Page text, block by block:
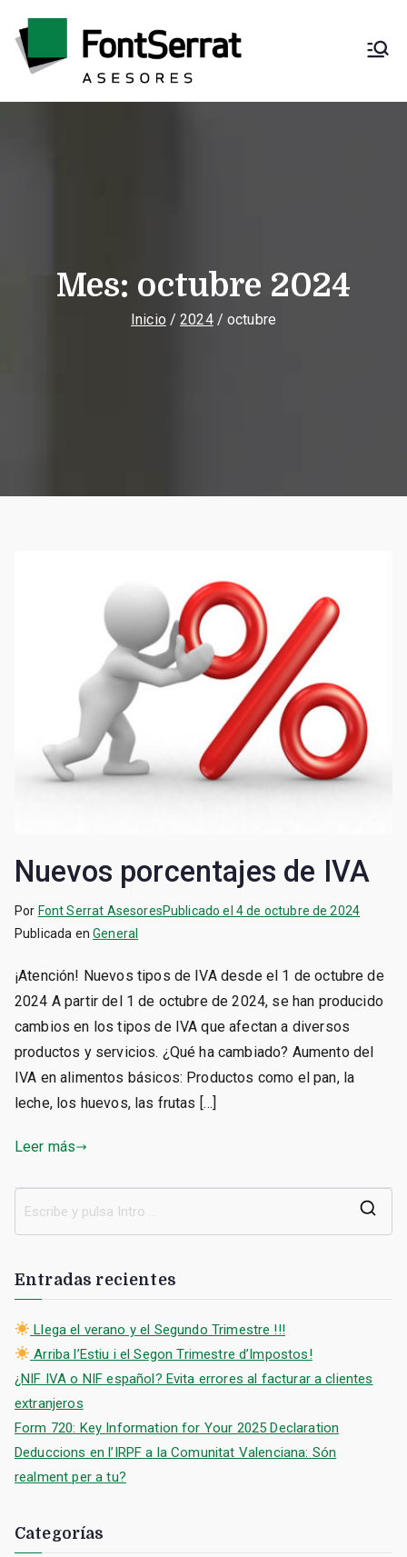
contenido
Font Serrat
Asesores
Mes: octubre 2024
Inicio 2024 octubre
Nuevos porcentajes de IVA
Por Font Serrat AsesoresPublicado el 4 de octubre de 2024
Publicada enGeneral
¡Atención! Nuevos tipos de IVA desde el 1 de octubre de
2024 A partir del 1 de octubre de 2024, se han producido
cambios en los tipos de IVA que afectan a diversos
productos y servicios. ¿Qué ha cambiado? Aumento del
IVA en alimentos básicos: Productos como el pan, la
leche, los huevos, las frutas […]
Leer más
Entradas recientes
Llega el verano y el Segundo Trimestre !!!
Arriba l’Estiu i el Segon Trimestre d’Impostos!
¿NIF IVA o NIF español? Evita errores al facturar a clientes
extranjeros
Form 720: Key Information for Your 2025 Declaration
Deduccions en l’IRPF a la Comunitat Valenciana: Són
realment per a tu?
Categorías